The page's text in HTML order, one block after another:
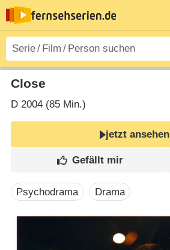
Close
D2004 (85 Min.)
jetzt ansehen
Psychodrama Drama